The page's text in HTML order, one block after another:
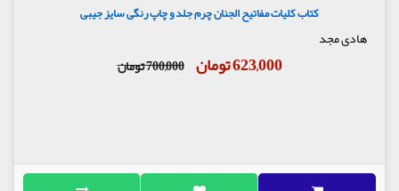
کتاب کلیات مفاتیح الجنان چرم جلد و چاپ رنگی سایز جیبی
هادی مجد
623,000 تومان 700,000 تومان